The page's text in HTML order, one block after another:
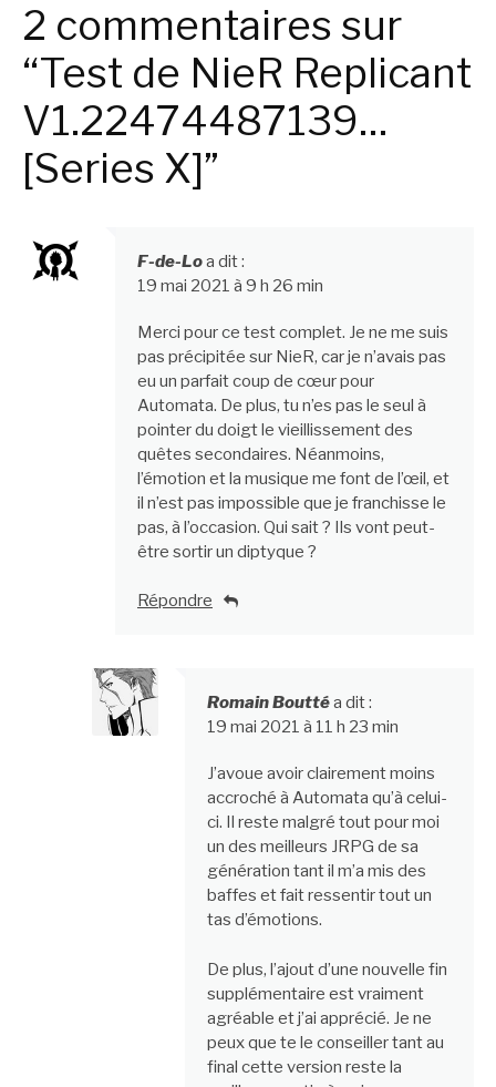
2 commentaires sur
“Test de NieR Replicant
V1.22474487139…
[Series X]”
F-de-Loa dit :
19 mai 2021 à 9 h 26 min
Merci pour ce test complet. Je ne me suis
pas précipitée sur NieR, car je n’avais pas
eu un parfait coup de cœur pour
Automata. De plus, tu n’es pas le seul à
pointer du doigt le vieillissement des
quêtes secondaires. Néanmoins,
l’émotion et la musique me font de l’œil, et
il n’est pas impossible que je franchisse le
pas, à l’occasion. Qui sait ? Ils vont peut-
être sortir un diptyque ?
Répondre
Romain Bouttéa dit :
19 mai 2021 à 11 h 23 min
J’avoue avoir clairement moins
accroché à Automata qu’à celui-
ci. Il reste malgré tout pour moi
un des meilleurs JRPG de sa
génération tant il m’a mis des
baffes et fait ressentir tout un
tas d’émotions.
De plus, l’ajout d’une nouvelle fin
supplémentaire est vraiment
agréable et j’ai apprécié. Je ne
peux que te le conseiller tant au
final cette version reste la